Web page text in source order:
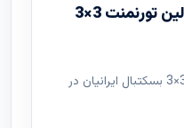
بسکتبال فراتر از مرزها؛ اولین تورنمنت 3×3
گزارش برگزاری نخستین تورنمنت 3×3 بسکتبال ایرانیان در